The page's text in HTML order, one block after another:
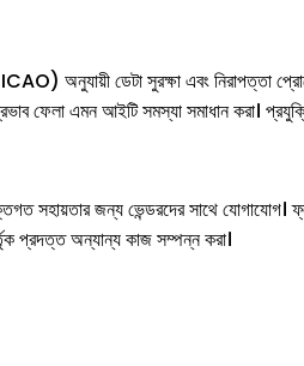
অনুযায়ী ডেটা সুরক্ষা এবং নিরাপত্তা
ফেলা এমন আইটি সমস্যা সমাধান করা।
সহায়তার জন্য ভেন্ডরদের সাথে যোগাযোগ।
প্রদত্ত অন্যান্য কাজ সম্পন্ন করা।